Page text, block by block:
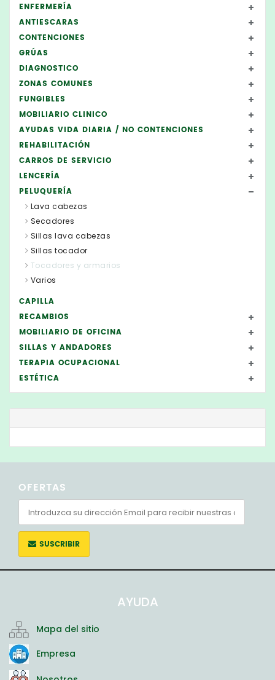
ENFERMERÍA
ANTIESCARAS
CONTENCIONES
GRÚAS
DIAGNOSTICO
ZONAS COMUNES
FUNGIBLES
MOBILIARIO CLINICO
AYUDAS VIDA DIARIA / NO CONTENCIONES
REHABILITACIÓN
CARROS DE SERVICIO
LENCERÍA
PELUQUERÍA
Lava cabezas
Secadores
Sillas lava cabezas
Sillas tocador
Tocadores y armarios
Varios
CAPILLA
RECAMBIOS
MOBILIARIO DE OFICINA
SILLAS Y ANDADORES
TERAPIA OCUPACIONAL
ESTÉTICA
OFERTAS
SUSCRIBIR
AYUDA
Mapa del sitio
Empresa